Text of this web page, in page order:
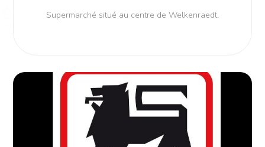
Supermarché situé au centre de Welkenraedt.